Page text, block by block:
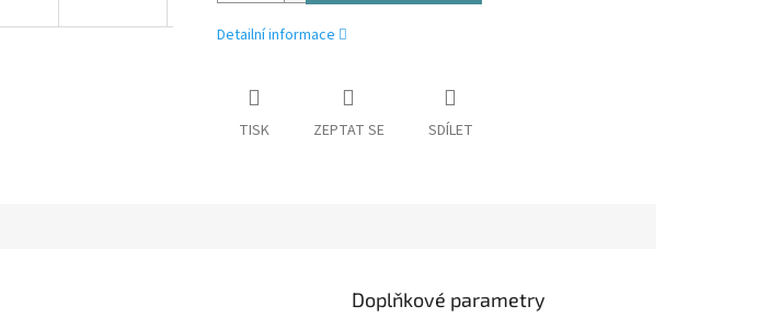
Detailní informace
TISK ZEPTAT SE SDÍLET
Doplňkové parametry